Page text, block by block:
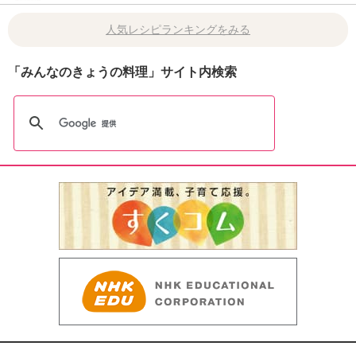
人気レシピランキングをみる
「みんなのきょうの料理」サイト内検索